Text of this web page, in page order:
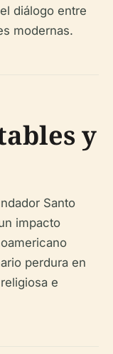
diálogo entre
modernas.
y
Santo
impacto
perdura en
e